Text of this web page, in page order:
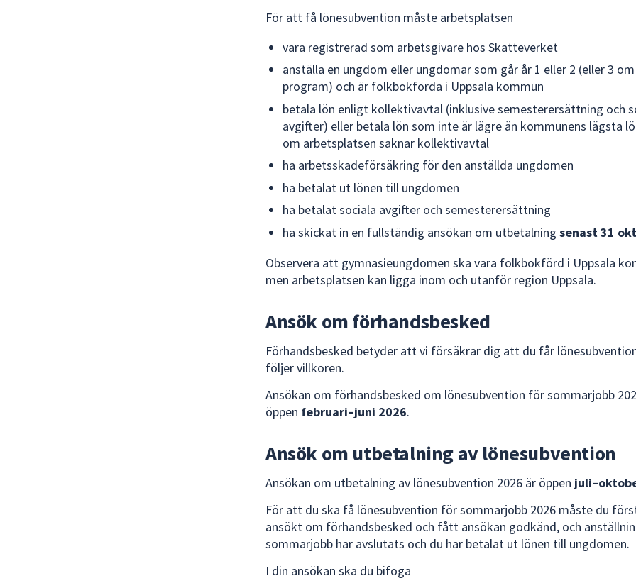
För att få lönesubvention måste arbetsplatsen
vara registrerad som arbetsgivare hos Skatteverket
anställa en ungdom eller ungdomar som går år 1 eller 2 (eller 3
program) och är folkbokförda i Uppsala kommun
betala lön enligt kollektivavtal (inklusive semesterersättning och
avgifter) eller betala lön som inte är lägre än kommunens lägsta
om arbetsplatsen saknar kollektivavtal
ha arbetsskadeförsäkring för den anställda ungdomen
ha betalat ut lönen till ungdomen
ha betalat sociala avgifter och semesterersättning
ha skickat in en fullständig ansökan om utbetalning senast 31
Observera att gymnasieungdomen ska vara folkbokförd i Uppsala
men arbetsplatsen kan ligga inom och utanför region Uppsala.
Ansök om förhandsbesked
Förhandsbesked betyder att vi försäkrar dig att du får
följer villkoren.
Ansökan om förhandsbesked om lönesubvention för sommarjobb
öppen februari–juni 2026.
Ansök om utbetalning av lönesubvention
Ansökan om utbetalning av lönesubvention 2026 är öppen
För att du ska få lönesubvention för sommarjobb 2026 måste du
ansökt om förhandsbesked och fått ansökan godkänd, och
sommarjobb har avslutats och du har betalat ut lönen till ungdomen.
I din ansökan ska du bifoga